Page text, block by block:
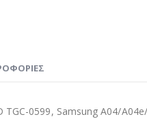
TGC-0599, Samsung A04/